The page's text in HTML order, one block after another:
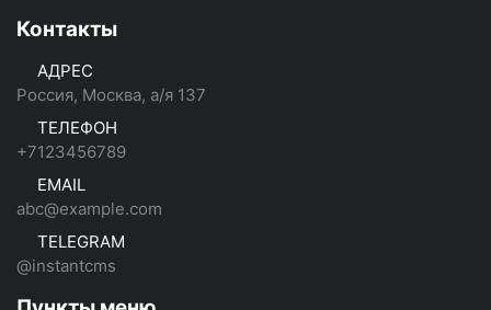
Контакты
АДРЕС
Россия, Москва, а/я 137
ТЕЛЕФОН
+7123456789
EMAIL
abc@example.com
TELEGRAM
@instantcms